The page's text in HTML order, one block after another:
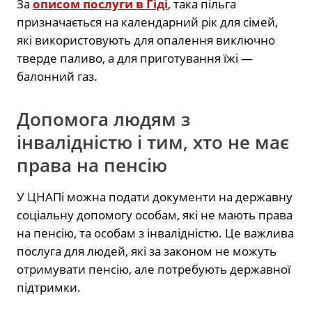
За описом послуги в Гіді, така пільга
призначається на календарний рік для сімей,
які використовують для опалення виключно
тверде паливо, а для приготування їжі —
балонний газ.
Допомога людям з
інвалідністю і тим, хто не має
права на пенсію
У ЦНАПі можна подати документи на державну
соціальну допомогу особам, які не мають права
на пенсію, та особам з інвалідністю. Це важлива
послуга для людей, які за законом не можуть
отримувати пенсію, але потребують державної
підтримки.